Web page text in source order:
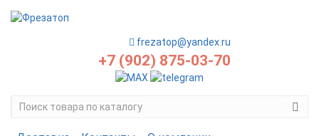
frezatop@yandex.ru
+7 (902) 875-03-70